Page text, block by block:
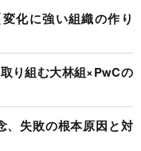
化に強い組織の作り
り組む大林組×PwCの
、失敗の根本原因と対